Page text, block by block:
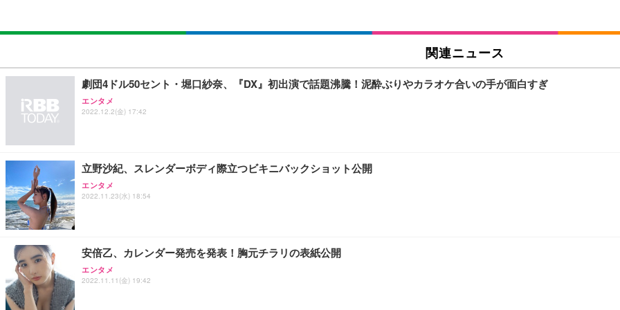
関連ニュース
劇団4ドル50セント・堀口紗奈、『DX』初出演で話題沸騰！泥酔ぶりやカラオケ合いの手が面白すぎ
エンタメ
2022.12.2(金) 17:42
立野沙紀、スレンダーボディ際立つビキニバックショット公開
エンタメ
2022.11.23(水) 18:54
安倍乙、カレンダー発売を発表！胸元チラリの表紙公開
エンタメ
2022.11.11(金) 19:42